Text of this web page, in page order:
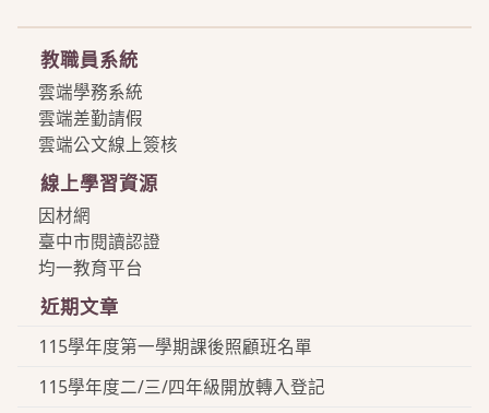
教職員系統
雲端學務系統
雲端差勤請假
雲端公文線上簽核
線上學習資源
因材網
臺中市閱讀認證
均一教育平台
近期文章
115學年度第一學期課後照顧班名單
115學年度二/三/四年級開放轉入登記